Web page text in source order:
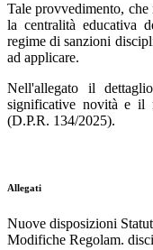
Tale provvedimento,
la centralità educativa
regime di sanzioni
ad applicare.
Nell'allegato il
significative novità e il
(D.P.R. 134/2025).
Allegati
Nuove disposizioni
Modifiche Regolam.